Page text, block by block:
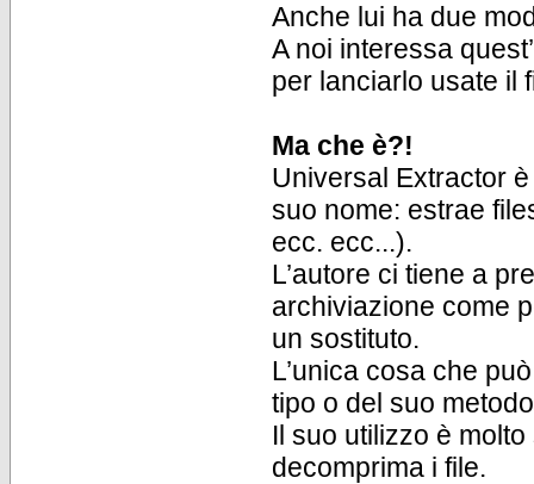
Anche lui ha due
A noi interessa
per lanciarlo usate il
Ma che è?!
Universal Extractor
suo nome: estrae
ecc. ecc...).
L’autore ci tiene a
archiviazione come
un sostituto.
L’unica cosa che
tipo o del suo
Il suo utilizzo è
decomprima i file.